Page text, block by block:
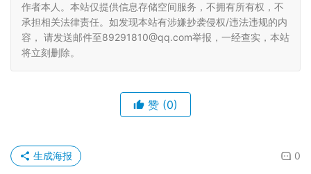
作者本人。本站仅提供信息存储空间服务，不拥有所有权，不
承担相关法律责任。如发现本站有涉嫌抄袭侵权/违法违规的内
容， 请发送邮件至89291810@qq.com举报，一经查实，本站
将立刻删除。
赞 (0)
0
生成海报